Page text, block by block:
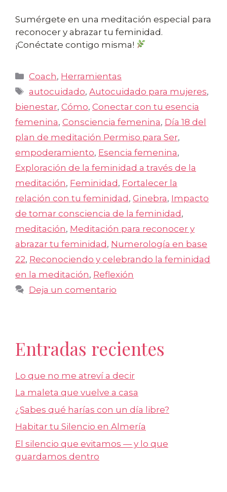
Sumérgete en una meditación especial para
reconocer y abrazar tu feminidad.
¡Conéctate contigo misma!
Categorías
Coach, Herramientas
Etiquetas
autocuidado,Autocuidado para mujeres,
bienestar, Cómo, Conectar con tu esencia
femenina, Consciencia femenina, Día 18 del
plan de meditación Permiso para Ser,
empoderamiento, Esencia femenina,
Exploración de la feminidad a través de la
meditación, Feminidad, Fortalecer la
relación con tu feminidad, Ginebra, Impacto
de tomar consciencia de la feminidad,
meditación, Meditación para reconocer y
abrazar tu feminidad, Numerología en base
22, Reconociendo y celebrando la feminidad
en la meditación, Reflexión
Deja un comentario
Entradas recientes
Lo que no me atreví a decir
La maleta que vuelve a casa
¿Sabes qué harías con un día libre?
Habitar tu Silencio en Almería
El silencio que evitamos — y lo que
guardamos dentro